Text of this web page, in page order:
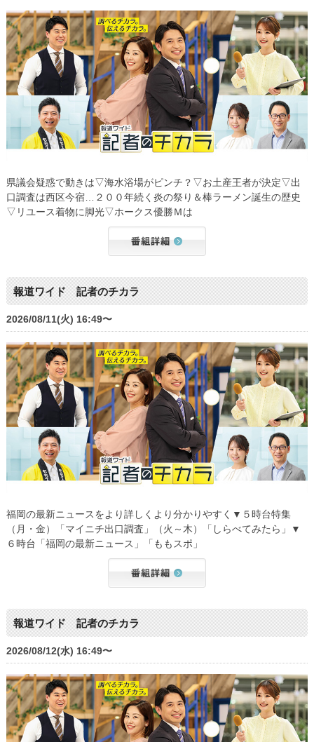
県議会疑惑で動きは▽海水浴場がピンチ？▽お土産王者が決定▽出
口調査は西区今宿…２００年続く炎の祭り＆棒ラーメン誕生の歴史
▽リユース着物に脚光▽ホークス優勝Ｍは
報道ワイド 記者のチカラ
2026/08/11(火) 16:49〜
福岡の最新ニュースをより詳しくより分かりやすく▼５時台特集
（月・金）「マイニチ出口調査」（火～木）「しらべてみたら」▼
６時台「福岡の最新ニュース」「ももスポ」
報道ワイド 記者のチカラ
2026/08/12(水) 16:49〜